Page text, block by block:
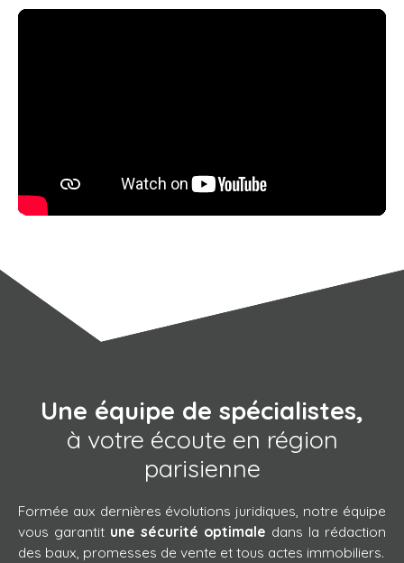
Une équipe de spécialistes,
à votre écoute en région
parisienne
Formée aux dernières évolutions juridiques, notre équipe
vous garantit une sécurité optimale dans la rédaction
des baux, promesses de vente et tous actes immobiliers.